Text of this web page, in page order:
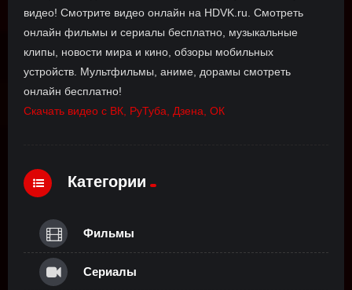
видео! Смотрите видео онлайн на HDVK.ru. Смотреть
онлайн фильмы и сериалы бесплатно, музыкальные
клипы, новости мира и кино, обзоры мобильных
устройств. Мультфильмы, аниме, дорамы смотреть
онлайн бесплатно!
Скачать видео с ВК, РуТуба, Дзена, ОК
Категории
Фильмы
Сериалы